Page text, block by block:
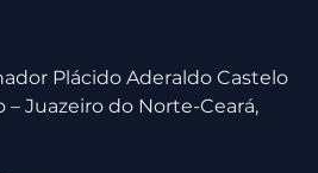
Plácido Aderaldo Castelo
– Juazeiro do Norte-Ceará,